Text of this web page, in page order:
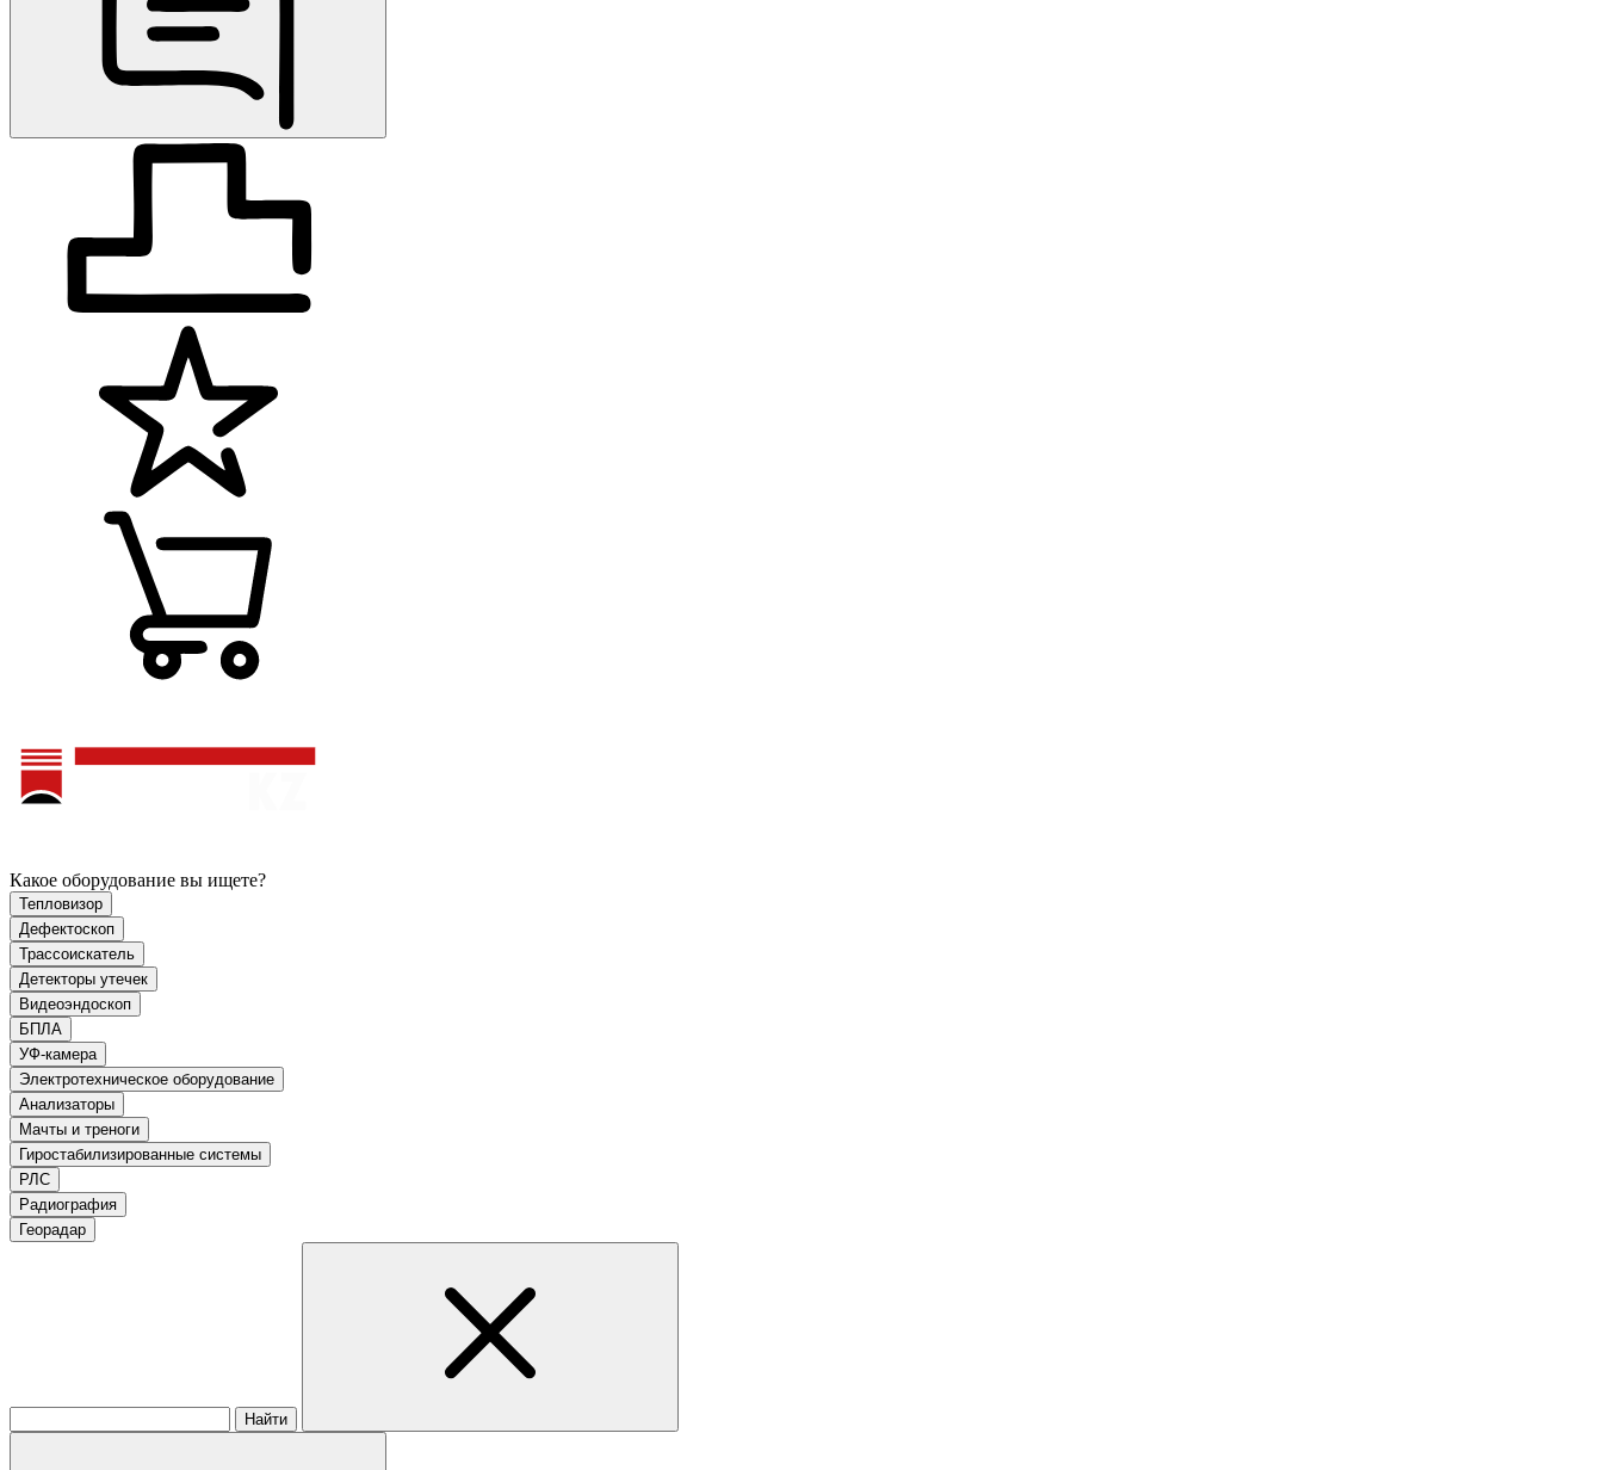
Какое оборудование вы ищете?
Тепловизор
Дефектоскоп
Трассоискатель
Детекторы утечек
Видеоэндоскоп
БПЛА
УФ-камера
Электротехническое оборудование
Анализаторы
Мачты и треноги
Гиростабилизированные системы
РЛС
Радиография
Георадар
Найти